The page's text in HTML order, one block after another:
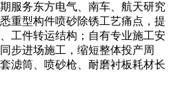
服务东方电气、南车、航天研究
重型构件喷砂除锈工艺痛点，提
工件转运结构；自有专业施工安
步进场施工，缩短整体投产周
滤筒、喷砂枪、耐磨衬板耗材长